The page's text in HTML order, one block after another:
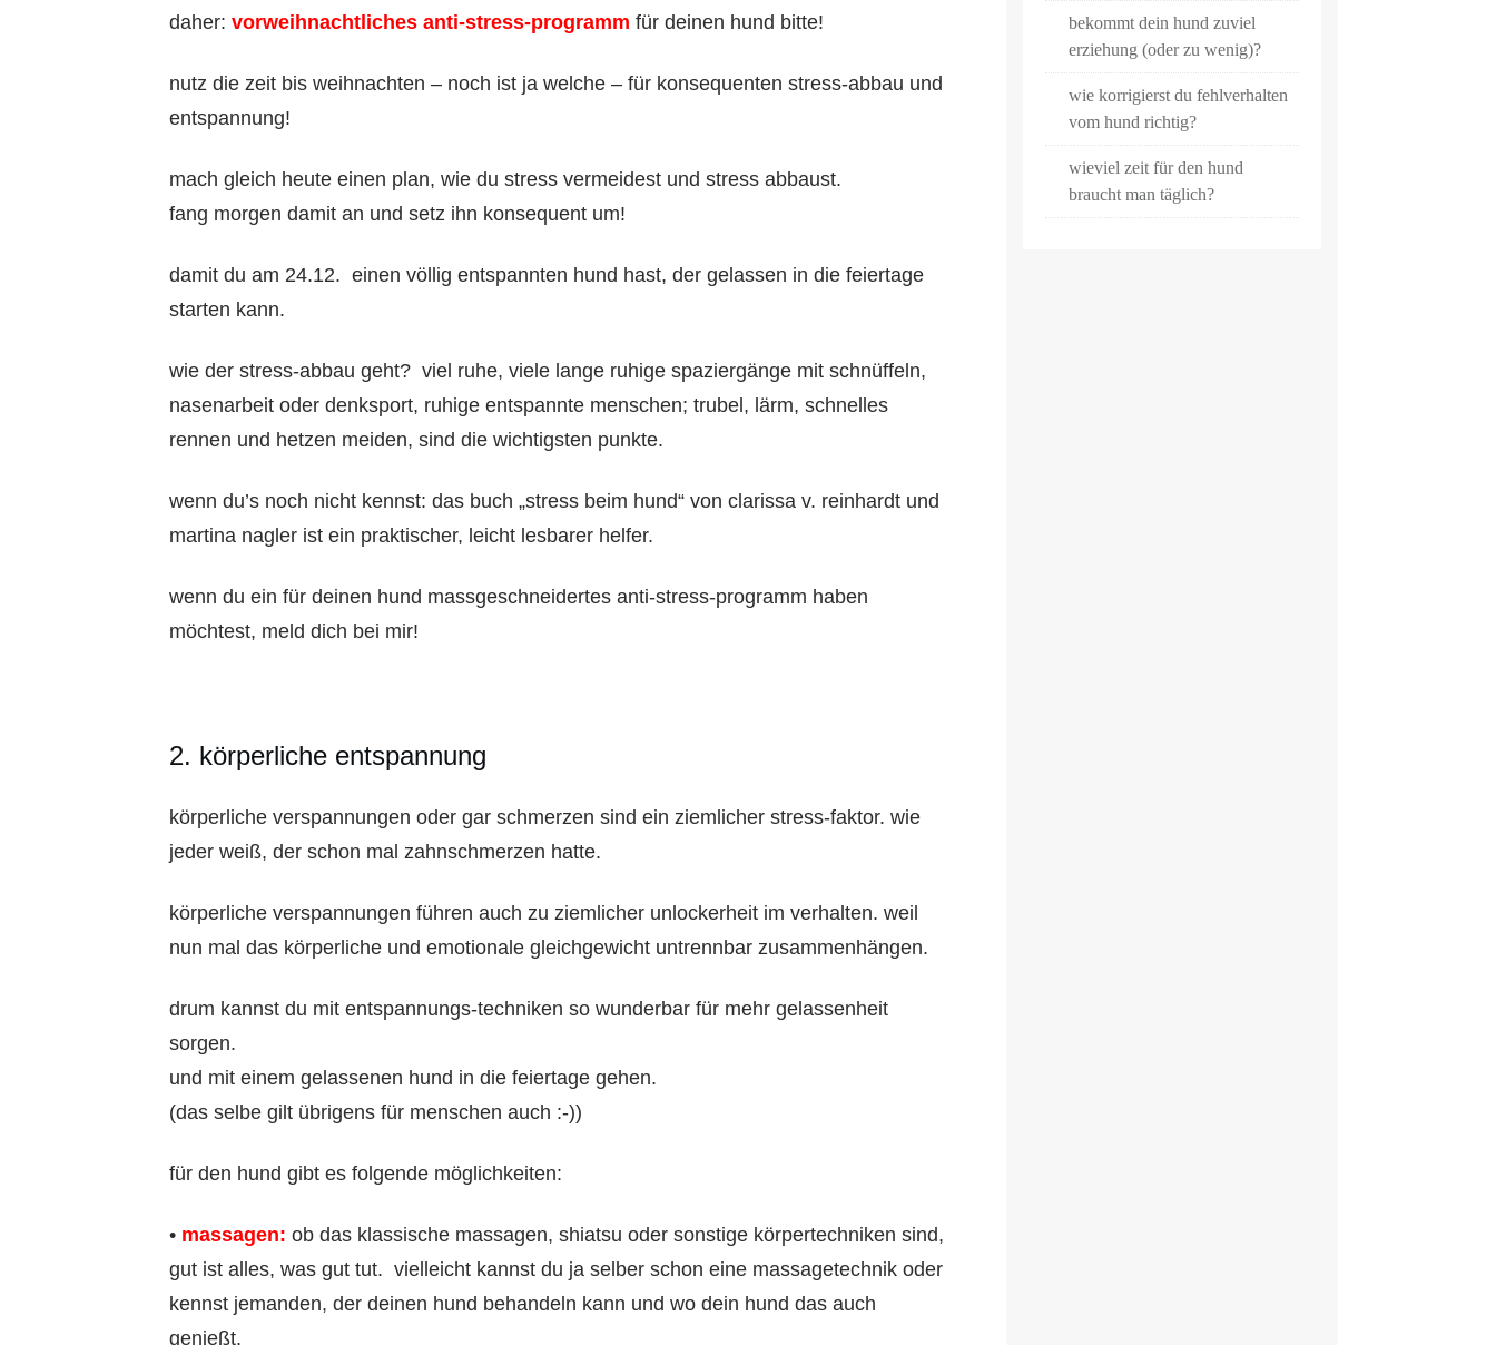
daher: vorweihnachtliches anti-stress-programm für deinen hund bitte!
nutz die zeit bis weihnachten – noch ist ja welche – für konsequenten stress-abbau und
entspannung!
mach gleich heute einen plan, wie du stress vermeidest und stress abbaust.
fang morgen damit an und setz ihn konsequent um!
damit du am 24.12. einen völlig entspannten hund hast, der gelassen in die feiertage
starten kann.
wie der stress-abbau geht? viel ruhe, viele lange ruhige spaziergänge mit schnüffeln,
nasenarbeit oder denksport, ruhige entspannte menschen; trubel, lärm, schnelles
rennen und hetzen meiden, sind die wichtigsten punkte.
wenn du’s noch nicht kennst: das buch „stress beim hund“ von clarissa v. reinhardt und
martina nagler ist ein praktischer, leicht lesbarer helfer.
wenn du ein für deinen hund massgeschneidertes anti-stress-programm haben
möchtest, meld dich bei mir!
2. körperliche entspannung
körperliche verspannungen oder gar schmerzen sind ein ziemlicher stress-faktor. wie
jeder weiß, der schon mal zahnschmerzen hatte.
körperliche verspannungen führen auch zu ziemlicher unlockerheit im verhalten. weil
nun mal das körperliche und emotionale gleichgewicht untrennbar zusammenhängen.
drum kannst du mit entspannungs-techniken so wunderbar für mehr gelassenheit
sorgen.
und mit einem gelassenen hund in die feiertage gehen.
(das selbe gilt übrigens für menschen auch :-))
für den hund gibt es folgende möglichkeiten:
• massagen: ob das klassische massagen, shiatsu oder sonstige körpertechniken sind,
gut ist alles, was gut tut. vielleicht kannst du ja selber schon eine massagetechnik oder
kennst jemanden, der deinen hund behandeln kann und wo dein hund das auch
genießt.
bekommt dein hund zuviel
erziehung (oder zu wenig)?
wie korrigierst du fehlverhalten
vom hund richtig?
wieviel zeit für den hund
braucht man täglich?